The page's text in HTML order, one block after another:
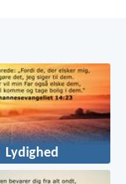
Lydighed